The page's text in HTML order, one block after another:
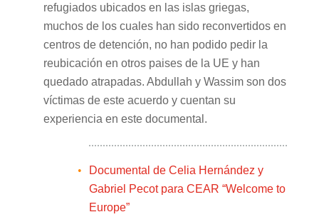
refugiados ubicados en las islas griegas,
muchos de los cuales han sido reconvertidos en
centros de detención, no han podido pedir la
reubicación en otros paises de la UE y han
quedado atrapadas. Abdullah y Wassim son dos
víctimas de este acuerdo y cuentan su
experiencia en este documental.
Documental de Celia Hernández y
Gabriel Pecot para CEAR “Welcome to
Europe”